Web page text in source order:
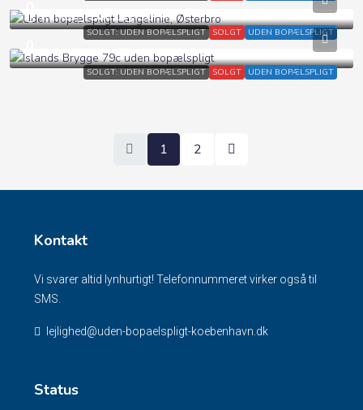
SOLGT: UDEN BOPÆLSPLIGT SOLGT UDEN BOPÆLSPLIGT
SOLGT: UDEN BOPÆLSPLIGT SOLGT UDEN BOPÆLSPLIGT
Rum:2 Bad:1 167 m²
1 2
Kontakt
Vi svarer altid lynhurtigt! Telefonnummeret virker også til
SMS.
lejlighed@uden-bopaelspligt-koebenhavn.dk
Status